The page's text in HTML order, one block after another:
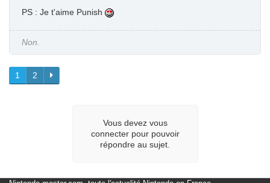
PS : Je t'aime Punish
Non.
1 2
Vous devez vous
connecter pour pouvoir
répondre au sujet.